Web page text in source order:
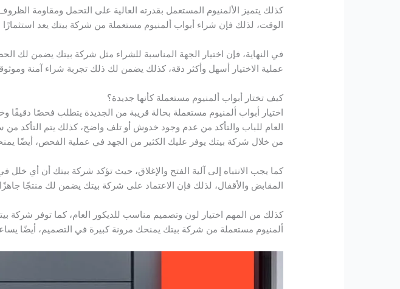
كذلك يتميز الألمنيوم المستعمل بقدرته العالية على التحمل ومقاومة
الوقت، لذلك فإن شراء أبواب ألمنيوم مستعملة من شركة بيتك يعد
في النهاية، فإن اختيار الجهة المناسبة للشراء مثل شركة بيتك يضمن لك
عملية الاختيار أسهل وأكثر دقة، كذلك يضمن لك ذلك تجربة شراء آمنة
كيف تختار أبواب ألمنيوم مستعملة كأنها جديدة؟
اختيار أبواب ألمنيوم مستعملة بحالة قريبة من الجديدة يتطلب فحصًا
العام للباب والتأكد من عدم وجود خدوش أو تلف واضح، كذلك يتم التأكد من
من خلال شركة بيتك يوفر عليك الكثير من الجهد في عملية الفحص، أيضًا
كما يجب الانتباه إلى آلية الفتح والإغلاق، حيث تؤكد شركة بيتك أن أي
المقابض والأقفال، لذلك فإن الاعتماد على شركة بيتك يضمن لك منتجًا
كذلك من المهم اختيار لون وتصميم مناسب للديكور العام، كما توفر شركة
ألمنيوم مستعملة من شركة بيتك يمنحك مرونة كبيرة في التصميم،